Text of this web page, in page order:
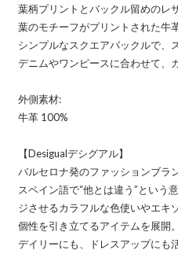
葉柄プリントとバックル留めのレ
葉のモチーフがプリントされた牛
シンプルなスクエアバックルで、
デニムやワンピースに合わせて、
外側素材:
牛革 100%
【Desigualデシグアル】
バルセロナ発のファッションブラ
スペイン語で“他とは違う”という
ジさせるカラフルな色使いやエキ
個性を引き立てるアイテムを展開。
デイリーにも、ドレスアップにも